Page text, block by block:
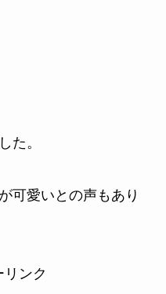
た。
可愛いとの声もあり
リンク